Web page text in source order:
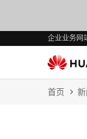
企业业务网
首页